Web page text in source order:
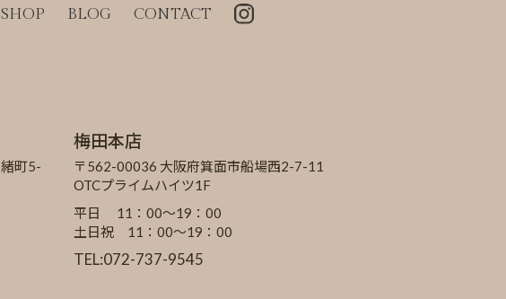
BLOG CONTACT
町5-
梅田本店
〒562-00036 大阪府箕面市船場西2-7-11
OTCプライムハイツ1F
平日 11：00～19：00
土日祝 11：00～19：00
TEL:072-737-9545